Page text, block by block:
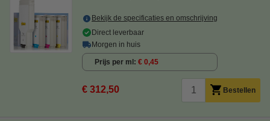
Bekijk de specificaties en omschrijving
Direct leverbaar
Morgen in huis
Prijs per ml € 0,45
€ 312,50 Bestellen